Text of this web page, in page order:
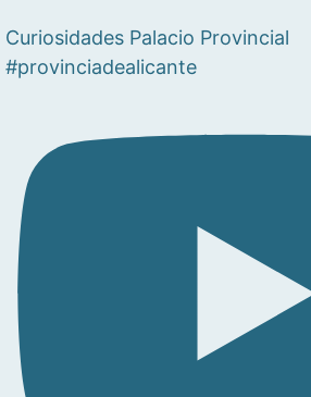
Curiosidades Palacio Provincial
#provinciadealicante